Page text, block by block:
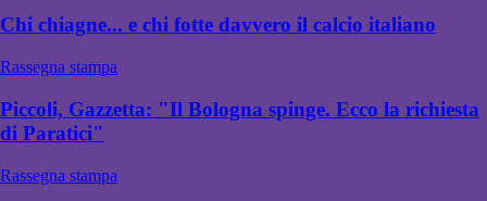
Chi chiagne... e chi fotte davvero il calcio italiano
Rassegna stampa
Piccoli, Gazzetta: "Il Bologna spinge. Ecco la richiesta
di Paratici"
Rassegna stampa